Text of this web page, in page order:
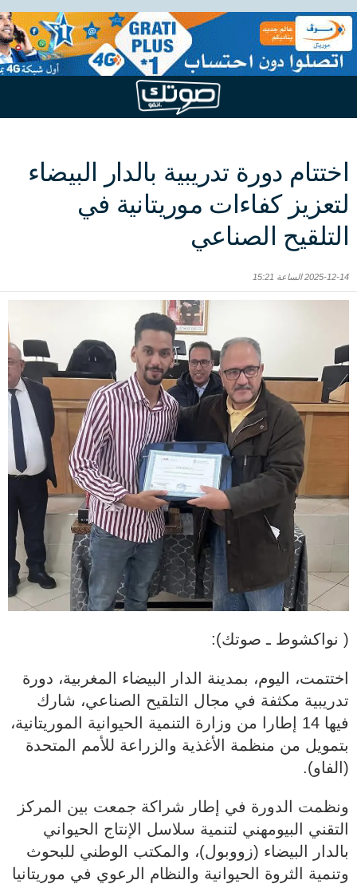
اختتام دورة تدريبية بالدار البيضاء
لتعزيز كفاءات موريتانية في
التلقيح الصناعي
2025-12-14 الساعة 15:21
( نواكشوط ـ صوتك):
اختتمت، اليوم، بمدينة الدار البيضاء المغربية، دورة
تدريبية مكثفة في مجال التلقيح الصناعي، شارك
فيها 14 إطارا من وزارة التنمية الحيوانية الموريتانية،
بتمويل من منظمة الأغذية والزراعة للأمم المتحدة
(الفاو).
ونظمت الدورة في إطار شراكة جمعت بين المركز
التقني البيومهني لتنمية سلاسل الإنتاج الحيواني
بالدار البيضاء (زووبول)، والمكتب الوطني للبحوث
وتنمية الثروة الحيوانية والنظام الرعوي في موريتانيا